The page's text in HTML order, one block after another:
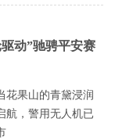
动”驰骋平安赛
果山的青黛浸润
航，警用无人机已